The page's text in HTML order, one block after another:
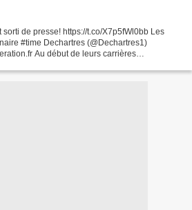
de presse! https://t.co/X7p5fWl0bb Les
#time Dechartres (@Dechartres1)
Au début de leurs carrières